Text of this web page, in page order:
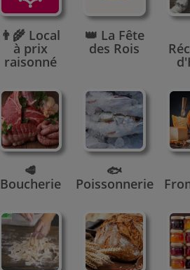
👨‍🌾 Local
à prix
raisonné
👑 La Fête
des Rois
🥩
Boucherie
🐟
Poissonnerie